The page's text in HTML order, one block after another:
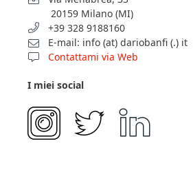
20159 Milano (MI)
+39 328 9188160
E-mail: info (at) dariobanfi (.) it
Contattami via Web
I miei social